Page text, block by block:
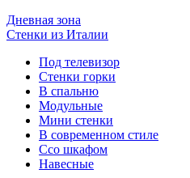
Дневная зона
Стенки из Италии
Под телевизор
Стенки горки
В спальню
Модульные
Мини стенки
В современном стиле
Ссо шкафом
Навесные